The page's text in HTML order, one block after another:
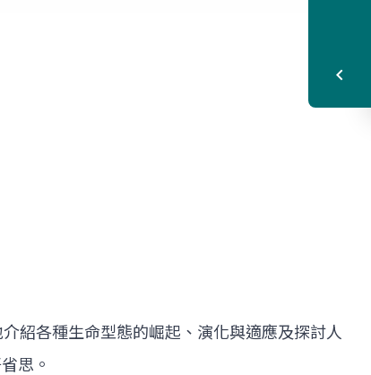
紹各種生命型態的崛起、演化與適應及探討人
思。